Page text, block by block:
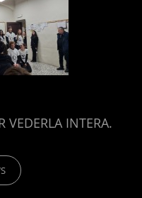
VEDERLA INTERA.